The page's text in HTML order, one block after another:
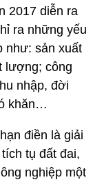
2017 diễn ra
ra những yếu
như: sản xuất
lượng; công
nhập, đời
khăn…
điền là giải
tụ đất đai,
nghiệp một